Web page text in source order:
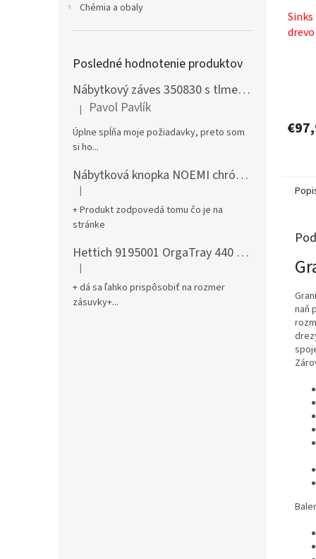
Chémia a obaly
Posledné hodnotenie produktov
Nábytkový záves 350830 s tlmením naložený + podložka H0 na vrut
Hodnotenie produktu je 5 z 5 hviezdičiek.
| Pavol Pavlík
Úplne spĺňa moje požiadavky, preto som
si ho...
Nábytková knopka NOEMI chróm satén
Hodnotenie produktu je 5 z 5 hviezdičiek.
|
+ Produkt zodpovedá tomu čo je na
stránke
Hettich 9195001 OrgaTray 440 701-800/441-520 mm antracit
Hodnotenie produktu je 5 z 5 hviezdičiek.
|
+ dá sa ľahko prispôsobiť na rozmer
zásuvky+...
drevo
naň